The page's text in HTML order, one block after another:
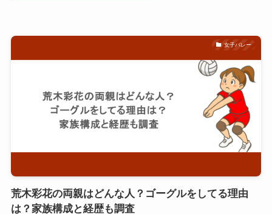
女子バレー
荒木彩花の両親はどんな人？ゴーグルをしてる理由
は？家族構成と経歴も調査